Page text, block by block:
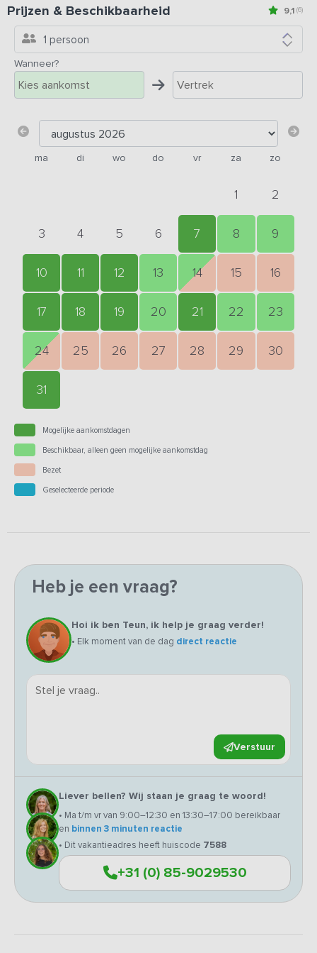
9,1 (6)
Prijzen & Beschikbaarheid
1 persoon
Wanneer?
ma di wo do vr za zo
1 2
3 4 5 6 7 8 9
10 11 12 13 14 15 16
17 18 19 20 21 22 23
24 25 26 27 28 29 30
31
Mogelijke aankomstdagen
Beschikbaar, alleen geen mogelijke aankomstdag
Bezet
Geselecteerde periode
Heb je een vraag?
Hoi ik ben Teun, ik help je graag verder!
• Elk moment van de dag direct reactie
Verstuur
Liever bellen? Wij staan je graag te woord!
• Ma t/m vr van 9:00–12:30 en 13:30–17:00 bereikbaar
en binnen 3 minuten reactie
• Dit vakantieadres heeft huiscode 7588
+31 (0) 85-9029530